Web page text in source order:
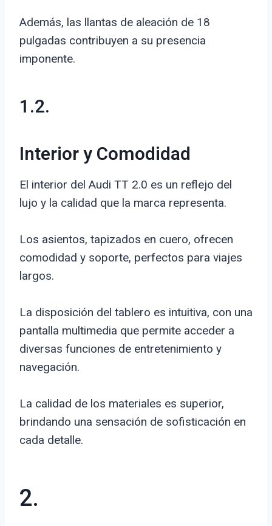
Además, las llantas de aleación de 18
pulgadas contribuyen a su presencia
imponente.
1.2.
Interior y Comodidad
El interior del Audi TT 2.0 es un reflejo del
lujo y la calidad que la marca representa.
Los asientos, tapizados en cuero, ofrecen
comodidad y soporte, perfectos para viajes
largos.
La disposición del tablero es intuitiva, con una
pantalla multimedia que permite acceder a
diversas funciones de entretenimiento y
navegación.
La calidad de los materiales es superior,
brindando una sensación de sofisticación en
cada detalle.
2.